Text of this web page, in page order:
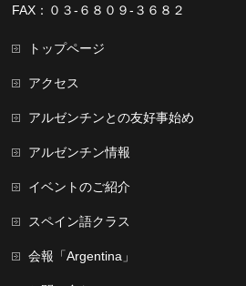
FAX：０３-６８０９-３６８２
トップページ
アクセス
アルゼンチンとの友好事始め
アルゼンチン情報
イベントのご紹介
スペイン語クラス
会報「Argentina」